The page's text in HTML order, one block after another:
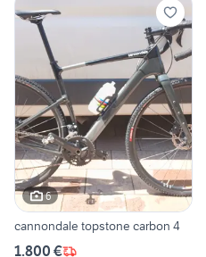
6
cannondale topstone carbon 4
1.800 €